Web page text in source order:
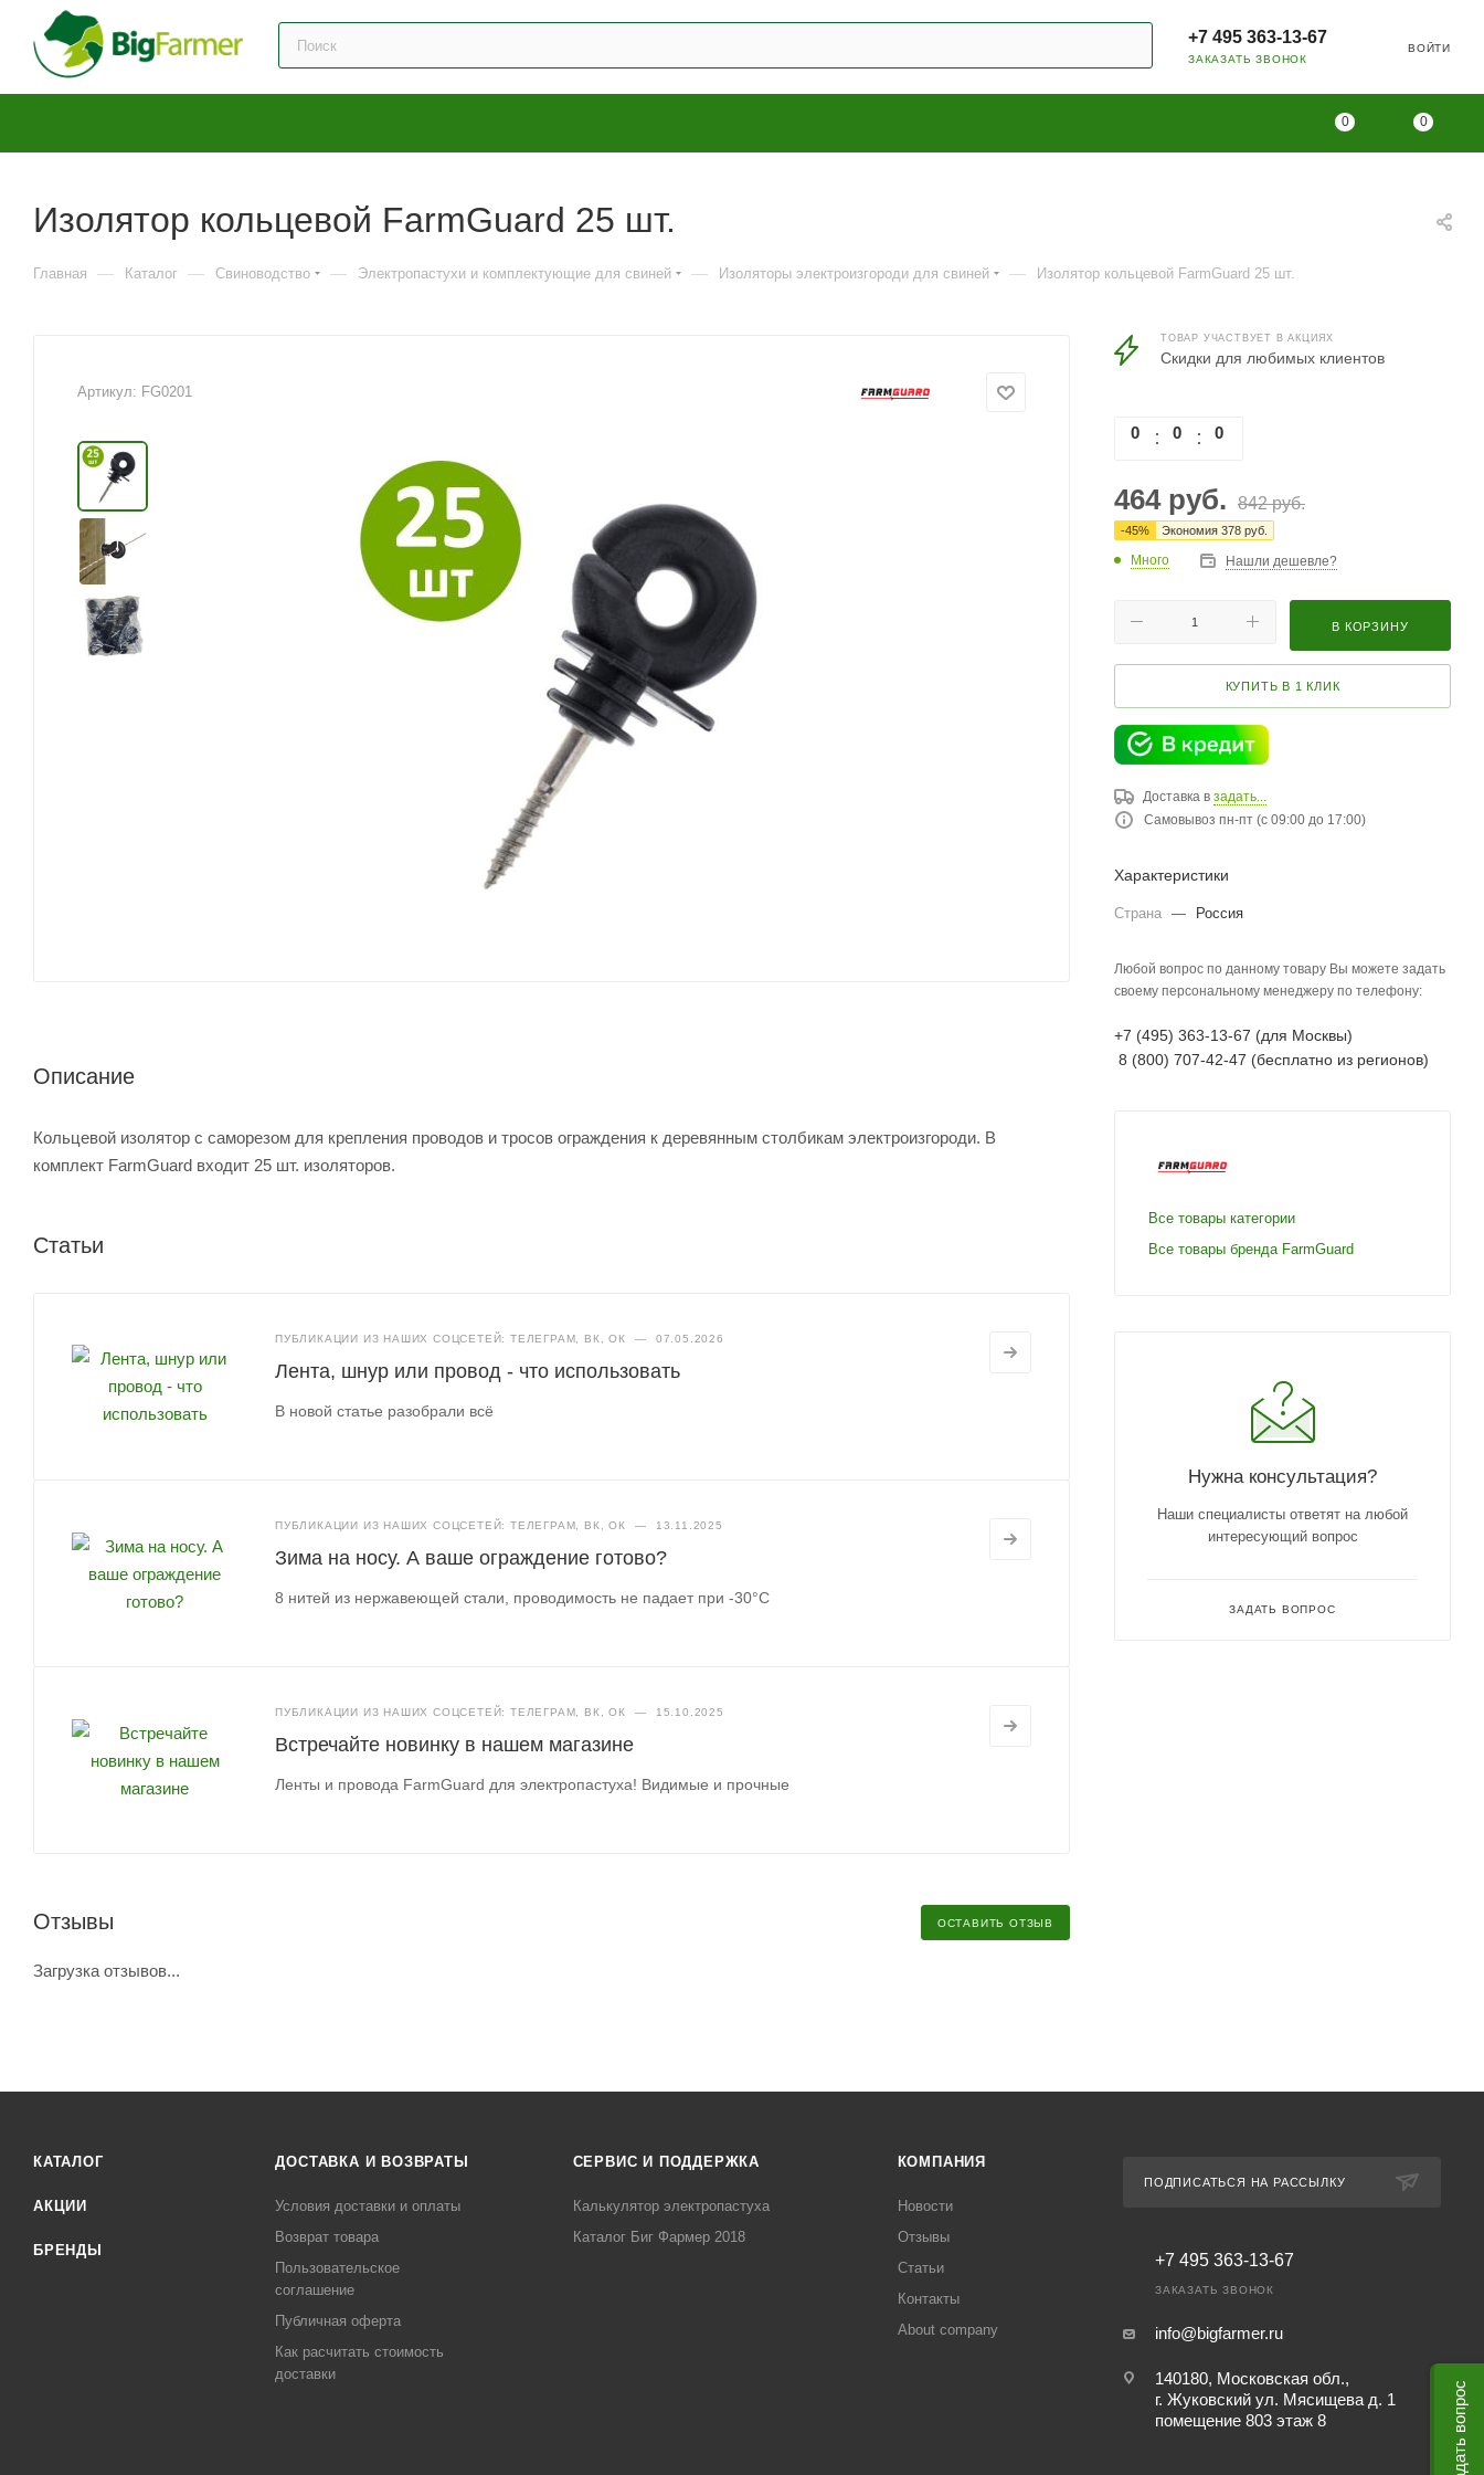
+7 495 363-13-67
ЗАКАЗАТЬ ЗВОНОК
ВОЙТИ
0 0
Изолятор кольцевой FarmGuard 25 шт.
Главная — Каталог — Свиноводство — Электропастухи и комплектующие для свиней — Изоляторы электроизгороди для свиней — Изолятор кольцевой FarmGuard 25 шт.
Артикул: FG0201
Описание
Кольцевой изолятор с саморезом для крепления проводов и тросов ограждения к деревянным столбикам электроизгороди. В
комплект FarmGuard входит 25 шт. изоляторов.
Статьи
ПУБЛИКАЦИИ ИЗ НАШИХ СОЦСЕТЕЙ: ТЕЛЕГРАМ, ВК, ОК — 07.05.2026
Лента, шнур или провод - что использовать
В новой статье разобрали всё
ПУБЛИКАЦИИ ИЗ НАШИХ СОЦСЕТЕЙ: ТЕЛЕГРАМ, ВК, ОК — 13.11.2025
Зима на носу. А ваше ограждение готово?
8 нитей из нержавеющей стали, проводимость не падает при -30°C
ПУБЛИКАЦИИ ИЗ НАШИХ СОЦСЕТЕЙ: ТЕЛЕГРАМ, ВК, ОК — 15.10.2025
Встречайте новинку в нашем магазине
Ленты и провода FarmGuard для электропастуха! Видимые и прочные
Отзывы ОСТАВИТЬ ОТЗЫВ
Загрузка отзывов...
ТОВАР УЧАСТВУЕТ В АКЦИЯХ
Скидки для любимых клиентов
0 0 0
464руб. 842руб.
-45% Экономия 378 руб.
Много Нашли дешевле?
В КОРЗИНУ
КУПИТЬ В 1 КЛИК
Доставка в задать...
Самовывоз пн-пт (с 09:00 до 17:00)
Характеристики
Страна — Россия
Любой вопрос по данному товару Вы можете задать
своему персональному менеджеру по телефону:
+7 (495) 363-13-67 (для Москвы)
8 (800) 707-42-47 (бесплатно из регионов)
Все товары категории
Все товары бренда FarmGuard
Нужна консультация?
Наши специалисты ответят на любой
интересующий вопрос
ЗАДАТЬ ВОПРОС
КАТАЛОГ
АКЦИИ
БРЕНДЫ
ДОСТАВКА И ВОЗВРАТЫ
Условия доставки и оплаты
Возврат товара
Пользовательское
соглашение
Публичная оферта
Как расчитать стоимость
доставки
СЕРВИС И ПОДДЕРЖКА
Калькулятор электропастуха
Каталог Биг Фармер 2018
КОМПАНИЯ
Новости
Отзывы
Статьи
Контакты
About company
ПОДПИСАТЬСЯ НА РАССЫЛКУ
+7 495 363-13-67
ЗАКАЗАТЬ ЗВОНОК
info@bigfarmer.ru
140180, Московская обл.,
г. Жуковский ул. Мясищева д. 1
помещение 803 этаж 8
Задать вопрос